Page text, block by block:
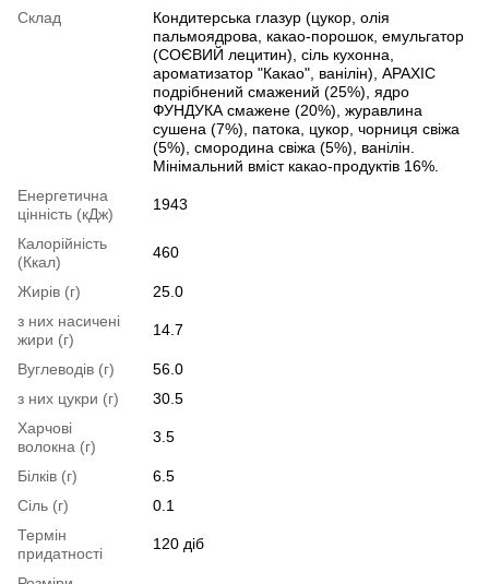
Склад
Кондитерська глазур (цукор, олія
пальмоядрова, какао-порошок, емульгатор
(СОЄВИЙ лецитин), сіль кухонна,
ароматизатор "Какао", ванілін), АРАХІС
подрібнений смажений (25%), ядро
ФУНДУКА смажене (20%), журавлина
сушена (7%), патока, цукор, чорниця свіжа
(5%), смородина свіжа (5%), ванілін.
Мінімальний вміст какао-продуктів 16%.
Енергетична
цінність (кДж)
1943
Калорійність
(Ккал)
460
Жирів (г)
25.0
з них насичені
жири (г)
14.7
Вуглеводів (г)
56.0
з них цукри (г)
30.5
Харчові
волокна (г)
3.5
Білків (г)
6.5
Сіль (г)
0.1
Термін
придатності
120 діб